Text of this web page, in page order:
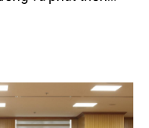
nghề nâng cao
xã Phù Lãng, tỉnh
sở sản xuất đã
công nghệ, xây
giá trị truyền thống.